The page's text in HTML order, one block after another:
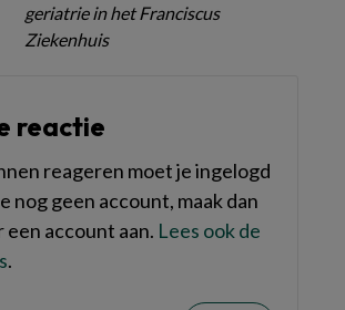
geriatrie in het Franciscus
Ziekenhuis
reactie
reageren moet je ingelogd
nog geen account, maak dan
account aan. Lees ook de
.